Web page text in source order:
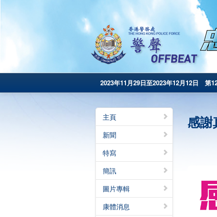
2023年11月29日至2023年12月12日 第
主頁
新聞
特寫
簡訊
圖片專輯
康體消息
感謝